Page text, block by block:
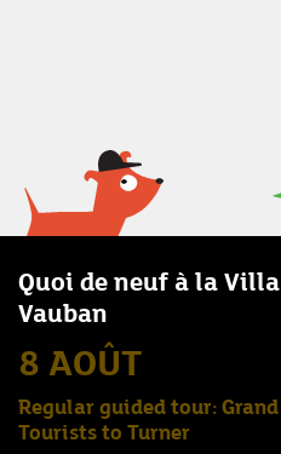
Quoi de neuf à la Villa
Vauban
8 AOÛT
Regular guided tour: Grand
Tourists to Turner